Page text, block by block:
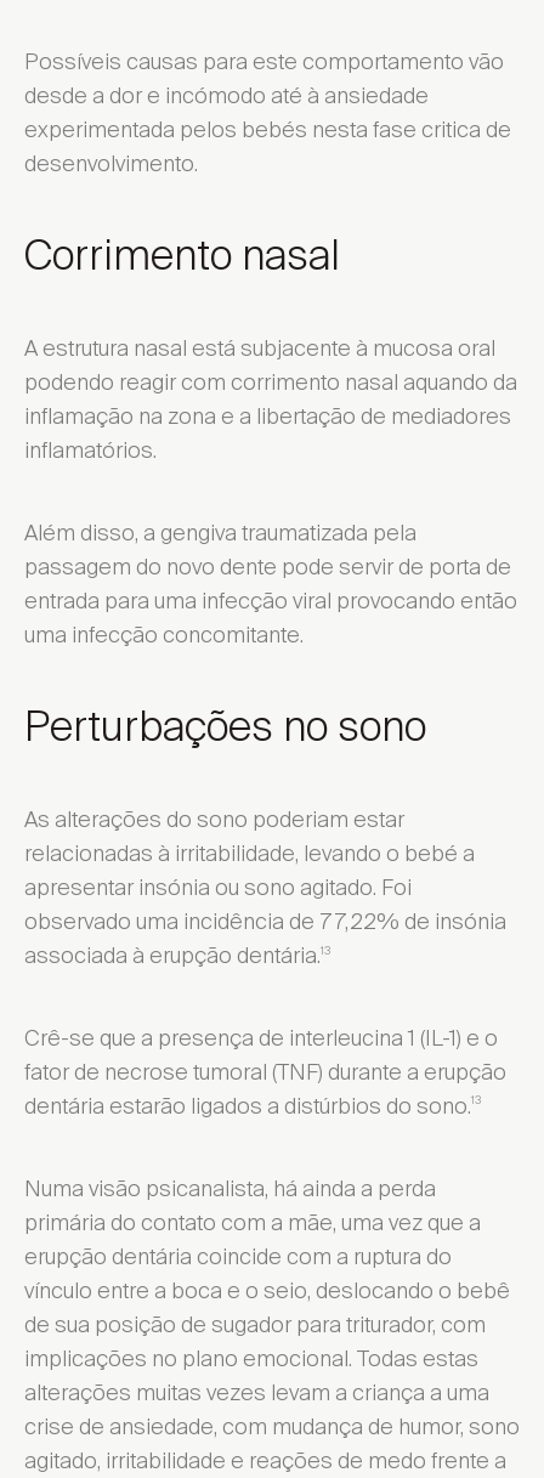
Possíveis causas para este comportamento vão
desde a dor e incómodo até à ansiedade
experimentada pelos bebés nesta fase critica de
desenvolvimento.
Corrimento nasal
A estrutura nasal está subjacente à mucosa oral
podendo reagir com corrimento nasal aquando da
inflamação na zona e a libertação de mediadores
inflamatórios.
Além disso, a gengiva traumatizada pela
passagem do novo dente pode servir de porta de
entrada para uma infecção viral provocando então
uma infecção concomitante.
Perturbações no sono
As alterações do sono poderiam estar
relacionadas à irritabilidade, levando o bebé a
apresentar insónia ou sono agitado. Foi
observado uma incidência de 77,22% de insónia
associada à erupção dentária.13
Crê-se que a presença de interleucina 1 (IL-1) e o
fator de necrose tumoral (TNF) durante a erupção
dentária estarão ligados a distúrbios do sono.13
Numa visão psicanalista, há ainda a perda
primária do contato com a mãe, uma vez que a
erupção dentária coincide com a ruptura do
vínculo entre a boca e o seio, deslocando o bebê
de sua posição de sugador para triturador, com
implicações no plano emocional. Todas estas
alterações muitas vezes levam a criança a uma
crise de ansiedade, com mudança de humor, sono
agitado, irritabilidade e reações de medo frente a